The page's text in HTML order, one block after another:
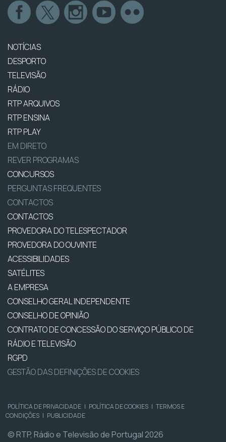
NOTÍCIAS
DESPORTO
TELEVISÃO
RÁDIO
RTP ARQUIVOS
RTP ENSINA
RTP PLAY
EM DIRETO
REVER PROGRAMAS
CONCURSOS
PERGUNTAS FREQUENTES
CONTACTOS
CONTACTOS
PROVEDORA DO TELESPECTADOR
PROVEDORA DO OUVINTE
ACESSIBILIDADES
SATÉLITES
A EMPRESA
CONSELHO GERAL INDEPENDENTE
CONSELHO DE OPINIÃO
CONTRATO DE CONCESSÃO DO SERVIÇO PÚBLICO DE
RÁDIO E TELEVISÃO
RGPD
GESTÃO DAS DEFINIÇÕES DE COOKIES
POLÍTICA DE PRIVACIDADE | POLÍTICA DE COOKIES | TERMOS E
CONDIÇÕES | PUBLICIDADE
© RTP, Rádio e Televisão de Portugal 2026